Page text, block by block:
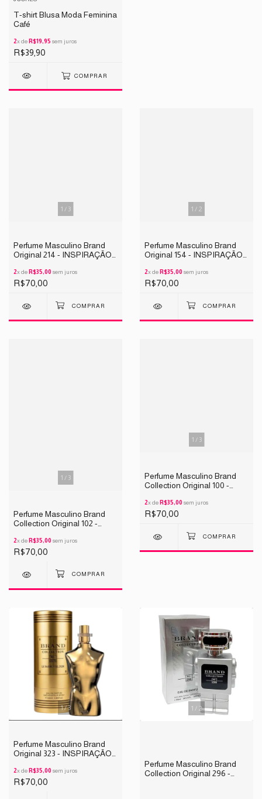
T-shirt Blusa Moda Feminina
Café
2x de R$19,95 sem juros
R$39,90
COMPRAR
1 / 3
Perfume Masculino Brand
Original 214 - INSPIRAÇÃO
2x de R$35,00 sem juros
R$70,00
1 / 2
Perfume Masculino Brand
Original 154 - INSPIRAÇÃO
2x de R$35,00 sem juros
R$70,00
1 / 3
Perfume Masculino Brand
Collection Original 102 -
2x de R$35,00 sem juros
R$70,00
1 / 3
Perfume Masculino Brand
Collection Original 100 -
25ML
2x de R$35,00 sem juros
R$70,00
1/3
Perfume Masculino Brand
Original 323 - INSPIRAÇÃO
2x de R$35,00 sem juros
R$70,00
1 / 2
Perfume Masculino Brand
Collection Original 296 -